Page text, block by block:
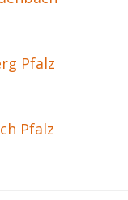
Pfalz
Pfalz